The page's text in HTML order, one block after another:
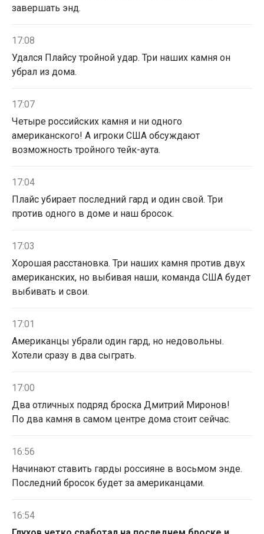
завершать энд.
17:08
Удался Плайсу тройной удар. Три наших камня он
убрал из дома.
17:07
Четыре российских камня и ни одного
американского! А игроки США обсуждают
возможность тройного тейк-аута.
17:04
Плайс убирает последний гард и один свой. Три
против одного в доме и наш бросок.
17:03
Хорошая расстановка. Три наших камня против двух
американских, но выбивая наши, команда США будет
выбивать и свои.
17:01
Американцы убрали один гард, но недовольны.
Хотели сразу в два сыграть.
17:00
Два отличных подряд броска Дмитрий Миронов!
По два камня в самом центре дома стоит сейчас.
16:56
Начинают ставить гарды россияне в восьмом энде.
Последний бросок будет за американцами.
16:54